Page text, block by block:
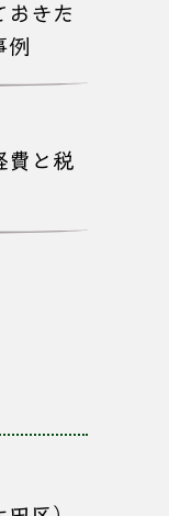
おきた
例
費と税